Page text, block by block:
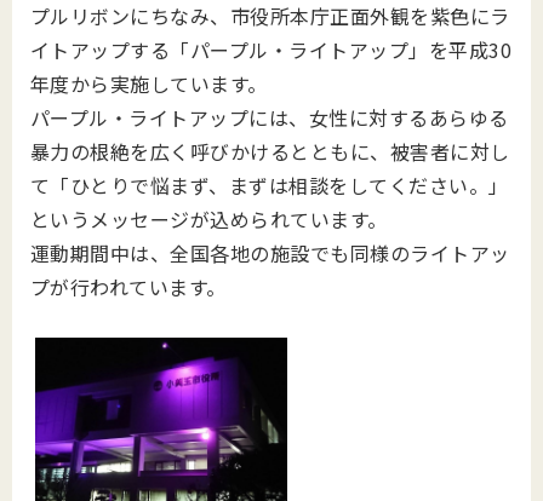
プルリボンにちなみ、市役所本庁正面外観を紫色にラ
イトアップする「パープル・ライトアップ」を平成30
年度から実施しています。
パープル・ライトアップには、女性に対するあらゆる
暴力の根絶を広く呼びかけるとともに、被害者に対し
て「ひとりで悩まず、まずは相談をしてください。」
というメッセージが込められています。
運動期間中は、全国各地の施設でも同様のライトアッ
プが行われています。